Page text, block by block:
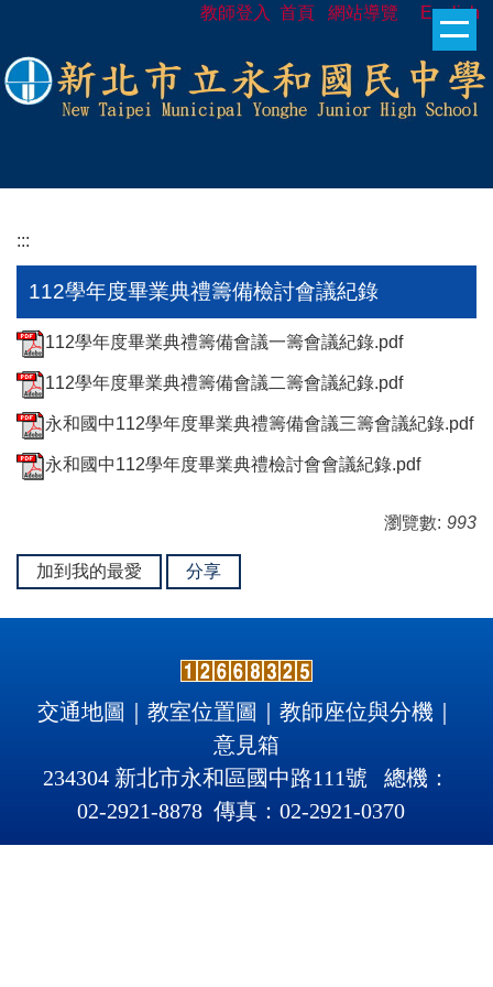
主
要
教師登入 首頁 網站導覽 English
:::
112學年度畢業典禮籌備檢討會議紀錄
112學年度畢業典禮籌備會議一籌會議紀錄.pdf
112學年度畢業典禮籌備會議二籌會議紀錄.pdf
永和國中112學年度畢業典禮籌備會議三籌會議紀錄.pdf
永和國中112學年度畢業典禮檢討會會議紀錄.pdf
瀏覽數: 993
加到我的最愛 分享
交通地圖 ｜ 教室位置圖 ｜ 教師座位與分機 ｜
意見箱
234304 新北市永和區國中路111號 總機：
02-2921-8878 傳真：02-2921-0370